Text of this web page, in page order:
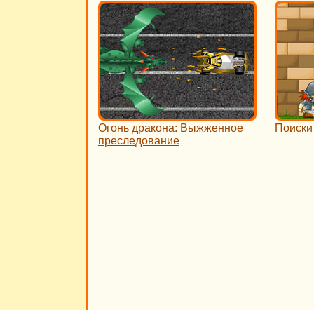
Огонь дракона: Выжженное
преследование